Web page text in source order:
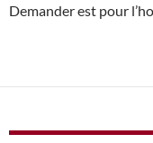
Demander est pour